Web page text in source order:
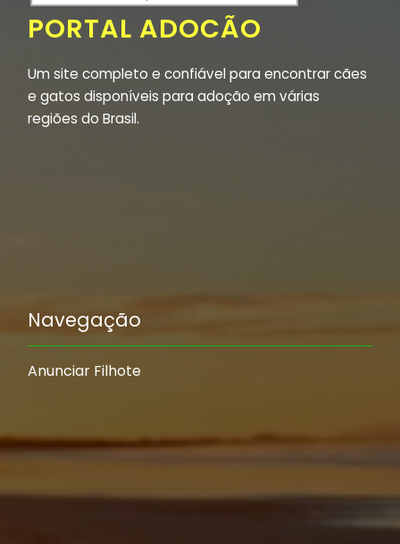
PORTAL ADOCÃO
Um site completo e confiável para encontrar cães
e gatos disponíveis para adoção em várias
regiões do Brasil.
Navegação
Anunciar Filhote